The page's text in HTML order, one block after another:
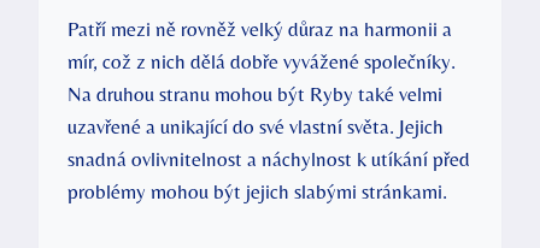
Patří mezi ně rovněž velký důraz na harmonii a
mír, což z nich dělá dobře vyvážené společníky.
Na druhou stranu mohou být Ryby také velmi
uzavřené a unikající do své vlastní světa. Jejich
snadná ovlivnitelnost a náchylnost k utíkání před
problémy mohou být jejich slabými stránkami.